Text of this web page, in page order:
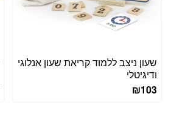
שעון ניצב ללמוד קריאת שעון אנלוגי
ודיגיטלי
₪103